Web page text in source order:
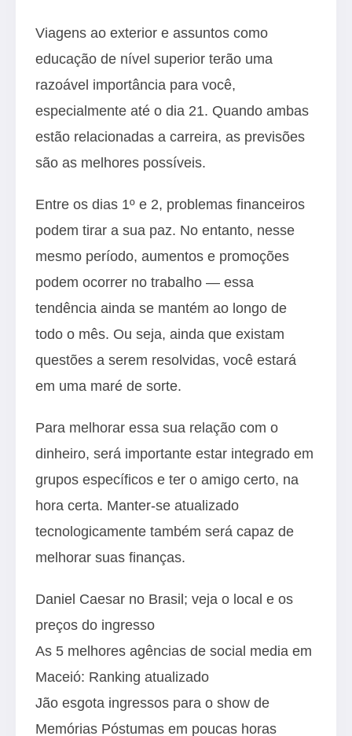
Viagens ao exterior e assuntos como
educação de nível superior terão uma
razoável importância para você,
especialmente até o dia 21. Quando ambas
estão relacionadas a carreira, as previsões
são as melhores possíveis.
Entre os dias 1º e 2, problemas financeiros
podem tirar a sua paz. No entanto, nesse
mesmo período, aumentos e promoções
podem ocorrer no trabalho — essa
tendência ainda se mantém ao longo de
todo o mês. Ou seja, ainda que existam
questões a serem resolvidas, você estará
em uma maré de sorte.
Para melhorar essa sua relação com o
dinheiro, será importante estar integrado em
grupos específicos e ter o amigo certo, na
hora certa. Manter-se atualizado
tecnologicamente também será capaz de
melhorar suas finanças.
Daniel Caesar no Brasil; veja o local e os
preços do ingresso
As 5 melhores agências de social media em
Maceió: Ranking atualizado
Jão esgota ingressos para o show de
Memórias Póstumas em poucas horas